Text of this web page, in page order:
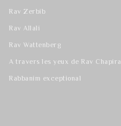
Rav Zerbib
Rav Allali
Rav Wattenberg
A travers les yeux de Rav Chapira
Rabbanim exceptional